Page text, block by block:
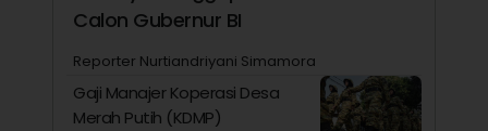
Calon Gubernur BI
Reporter Nurtiandriyani Simamora
Gaji Manajer Koperasi Desa
Merah Putih (KDMP)